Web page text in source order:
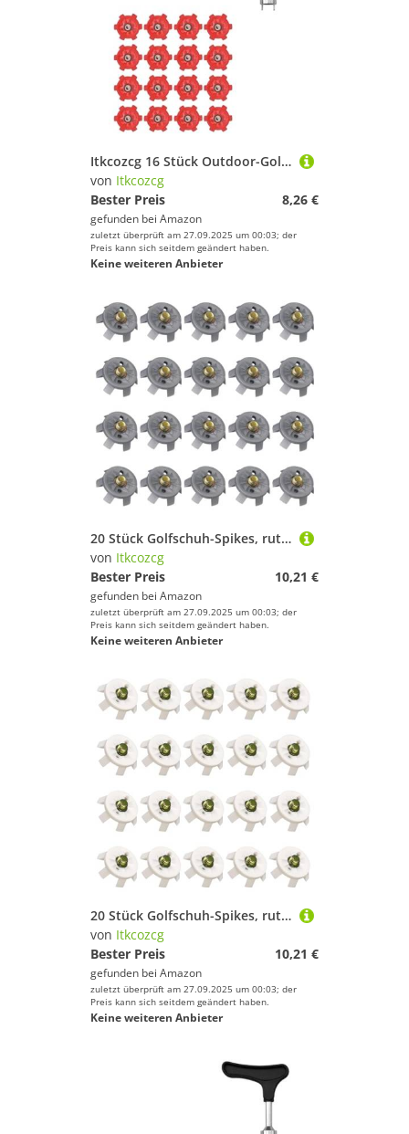
Itkcozcg 16 Stück Outdoor-Golfschuh-Spikes, Ersatz-Nieten, rutschfeste Spikes, schnelle Drehung, Stollen, Golfschuhe, Zubehör, schneller Ersatz, Golfschuh-Zubehör
von Itkcozcg
Bester Preis
8,26 €
gefunden bei Amazon
zuletzt überprüft am 27.09.2025 um 00:03; der
Preis kann sich seitdem geändert haben.
Keine weiteren Anbieter
20 Stück Golfschuh-Spikes, rutschfeste Golfstift-Ersatznieten, schnelle Drehschraube, rutschfester Golfstift, schnelle Drehschraube
von Itkcozcg
Bester Preis
10,21 €
gefunden bei Amazon
zuletzt überprüft am 27.09.2025 um 00:03; der
Preis kann sich seitdem geändert haben.
Keine weiteren Anbieter
20 Stück Golfschuh-Spikes, rutschfeste Golfstift-Ersatznieten, schnelle Drehschraube, rutschfester Golfstift, schnelle Drehschraube
von Itkcozcg
Bester Preis
10,21 €
gefunden bei Amazon
zuletzt überprüft am 27.09.2025 um 00:03; der
Preis kann sich seitdem geändert haben.
Keine weiteren Anbieter